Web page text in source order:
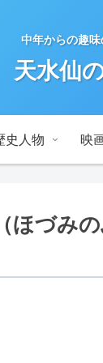
中年からの趣
天水仙
史人物 映
ほづみ